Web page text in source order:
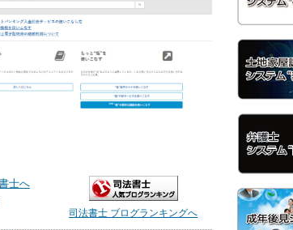
司法書士 ブログランキングへ